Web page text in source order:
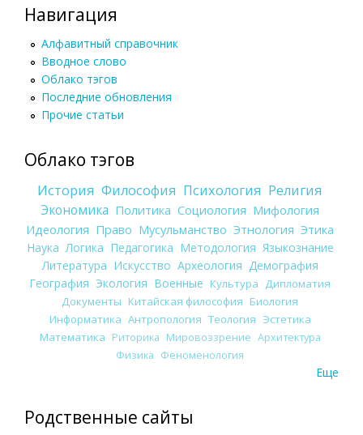
Навигация
Алфавитный справочник
Вводное слово
Облако тэгов
Последние обновления
Прочие статьи
Облако тэгов
История Философия Психология Религия
Экономика Политика Социология Мифология
Идеология Право Мусульманство Этнология Этика
Наука Логика Педагогика Методология Языкознание
Литература Искусство Археология Демография
География Экология Военные Культура
Дипломатия
Документы Китайская философия Биология
Информатика Антропология Теология Эстетика
Математика Риторика Мировоззрение Архитектура
Физика Феноменология
Еще
Родственные сайты